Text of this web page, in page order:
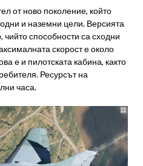
от ново поколение, който
и наземни цели. Версията
способности са сходни
скорост е около
е и пилотската кабина, както
Ресурсът на
часа.